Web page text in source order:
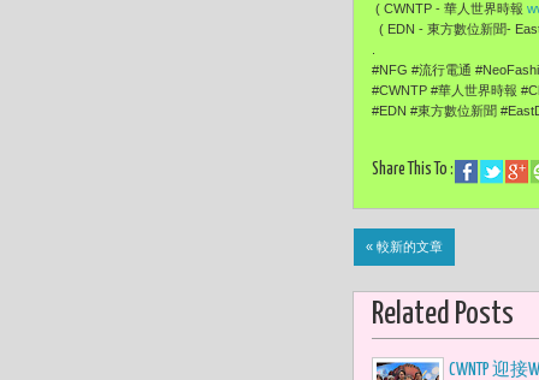
( CWNTP - 華人世界時報
( EDN - 東方數位新聞-
#NFG #流行電通
#CWNTP #華人世界時報
#EDN #東方數位新聞
Share This To :
« 較新的文章
Related Posts
CWNTP 迎